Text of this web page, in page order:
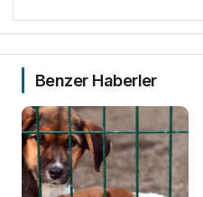
Benzer Haberler